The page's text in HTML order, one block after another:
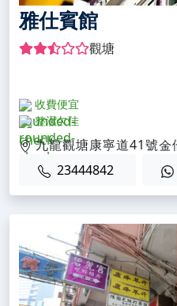
雅仕賓館
觀塘
收費便宜
整潔欠佳
九龍觀塘康寧道41號金
23444842